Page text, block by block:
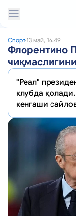
Спорт 13 май, 16:49
Флорентино
"Реал"
клубда
кенгаши